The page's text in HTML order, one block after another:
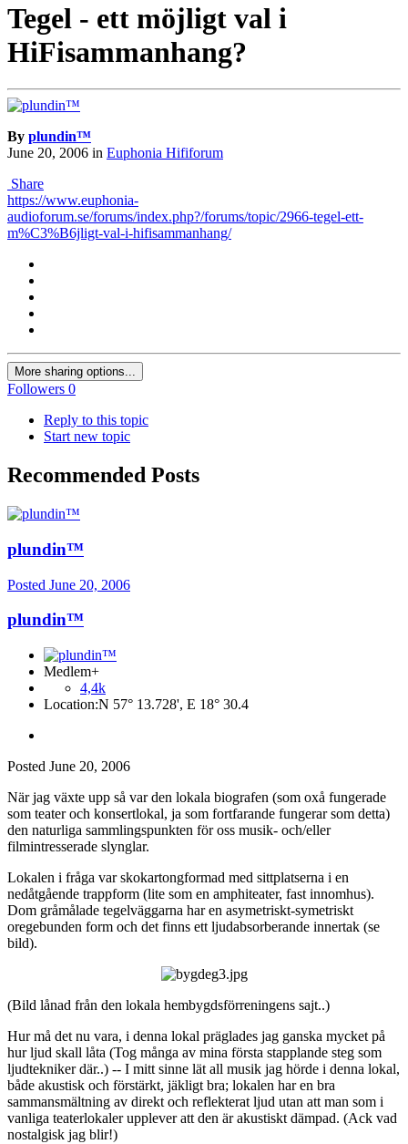
Tegel - ett möjligt val i
HiFisammanhang?
By plundin™
June 20, 2006 in Euphonia Hififorum
Share
https://www.euphonia-
audioforum.se/forums/index.php?/forums/topic/2966-tegel-ett-
m%C3%B6jligt-val-i-hifisammanhang/
More sharing options...
Followers 0
Reply to this topic
Start new topic
Recommended Posts
plundin™
Posted June 20, 2006
plundin™
Medlem+
4,4k
Location:N 57° 13.728', E 18° 30.4
Posted June 20, 2006
När jag växte upp så var den lokala biografen (som oxå fungerade
som teater och konsertlokal, ja som fortfarande fungerar som detta)
den naturliga sammlingspunkten för oss musik- och/eller
filmintresserade slynglar.
Lokalen i fråga var skokartongformad med sittplatserna i en
nedåtgående trappform (lite som en amphiteater, fast innomhus).
Dom gråmålade tegelväggarna har en asymetriskt-symetriskt
oregebunden form och det finns ett ljudabsorberande innertak (se
bild).
(Bild lånad från den lokala hembygdsförreningens sajt..)
Hur må det nu vara, i denna lokal präglades jag ganska mycket på
hur ljud skall låta (Tog många av mina första stapplande steg som
ljudtekniker där..) -- I mitt sinne lät all musik jag hörde i denna lokal,
både akustisk och förstärkt, jäkligt bra; lokalen har en bra
sammansmältning av direkt och reflekterat ljud utan att man som i
vanliga teaterlokaler upplever att den är akustiskt dämpad. (Ack vad
nostalgisk jag blir!)